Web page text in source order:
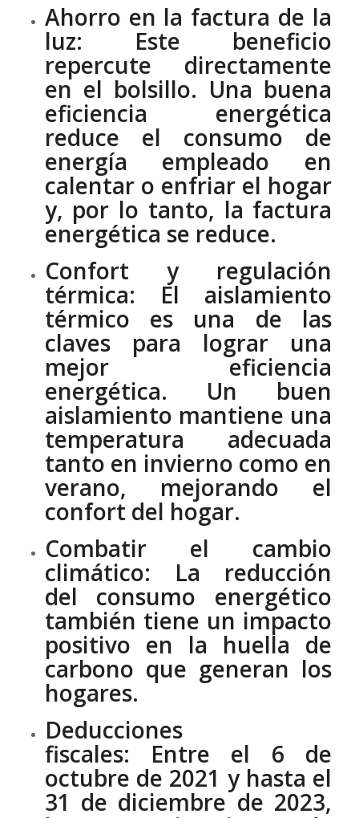
Ahorro en la factura de la
luz: Este beneficio
repercute directamente
en el bolsillo. Una buena
eficiencia energética
reduce el consumo de
energía empleado en
calentar o enfriar el hogar
y, por lo tanto, la factura
energética se reduce.
Confort y regulación
térmica: El aislamiento
térmico es una de las
claves para lograr una
mejor eficiencia
energética. Un buen
aislamiento mantiene una
temperatura adecuada
tanto en invierno como en
verano, mejorando el
confort del hogar.
Combatir el cambio
climático: La reducción
del consumo energético
también tiene un impacto
positivo en la huella de
carbono que generan los
hogares.
Deducciones
fiscales: Entre el 6 de
octubre de 2021 y hasta el
31 de diciembre de 2023,